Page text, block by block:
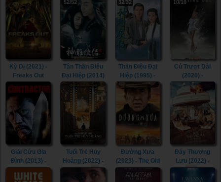
Kỳ Dị (2021) -
Freaks Out
(2021)
52/52
Tân Thần Điêu
Đại Hiệp (2014)
- The Romance
of the Condor
Heroes (2014)
32/32
Thần Điêu Đại
Hiệp (1995) -
Return of The
Condor Heroes
(1995)
10/10
Cú Trượt Dài
(2020) -
Spinning Out
(2020)
Giải Cứu Gia
Đình (2013) -
The Contractor
(2013)
Tuổi Trẻ Huy
Hoàng (2022) -
The Fabelmans
(2022)
Đường Xưa
(2023) - The Old
Way (2023)
Đáy Thượng
Lưu (2022) -
Triangle of
Sadness (2022)